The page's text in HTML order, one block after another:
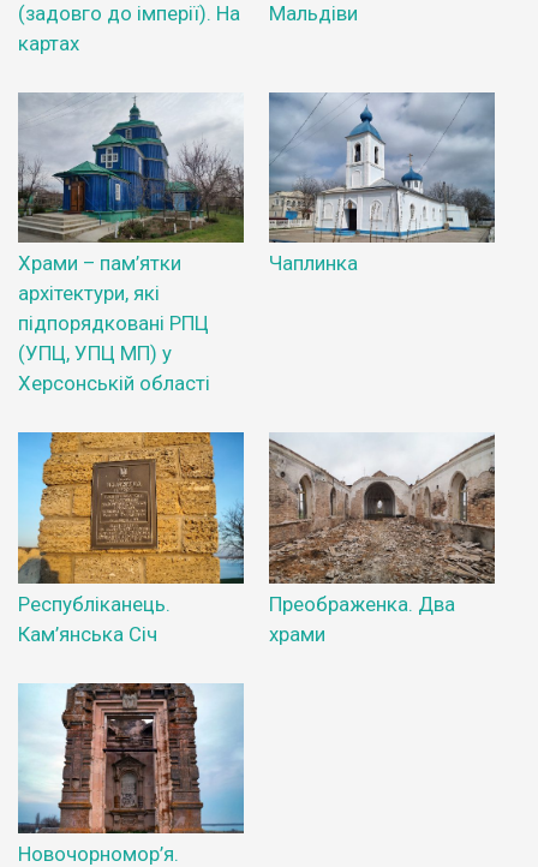
(задовго до імперії). На
картах
Мальдіви
Храми – пам’ятки
архітектури, які
підпорядковані РПЦ
(УПЦ, УПЦ МП) у
Херсонській області
Чаплинка
Республіканець.
Кам’янська Січ
Преображенка. Два
храми
Новочорномор’я.